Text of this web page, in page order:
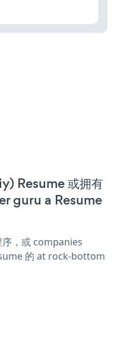
Resume 或拥有
guru a Resume
，或 companies
的 at rock-bottom